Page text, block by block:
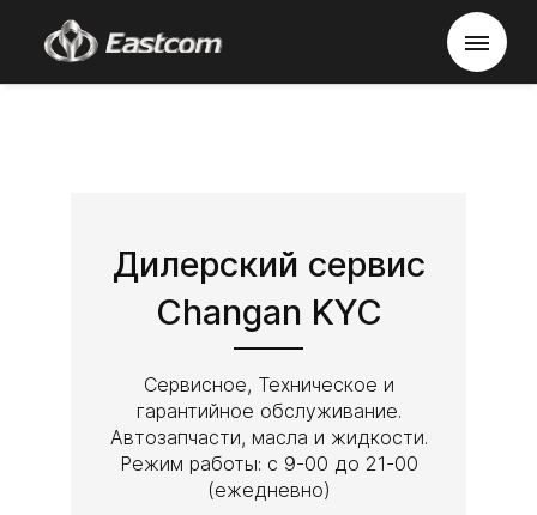
Дилерский сервис
Changan KYC
Сервисное, Техническое и
гарантийное обслуживание.
Автозапчасти, масла и жидкости.
Режим работы: с 9-00 до 21-00
(ежедневно)